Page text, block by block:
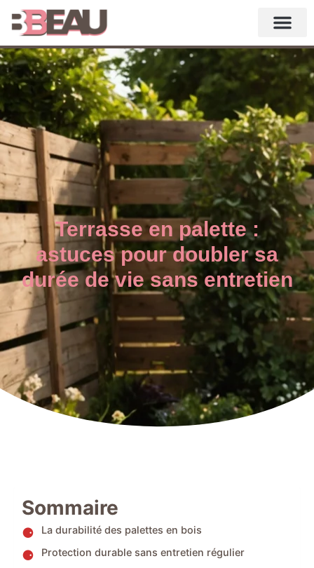
Terrasse en palette :
astuces pour doubler sa
durée de vie sans entretien
Sommaire
La durabilité des palettes en bois
Protection durable sans entretien régulier